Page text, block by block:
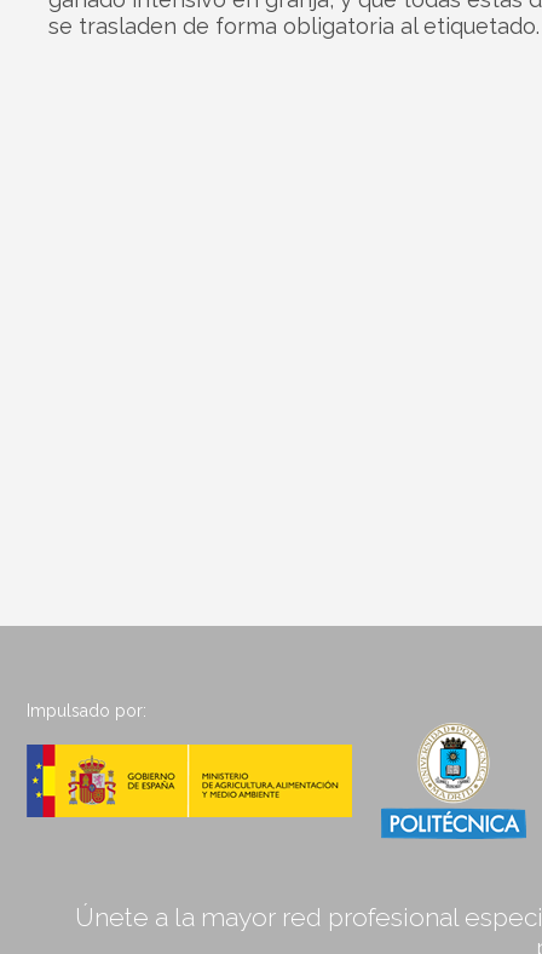
se trasladen de forma obligatoria al etiquetado.
Impulsado por:
Únete a la mayor red profesional